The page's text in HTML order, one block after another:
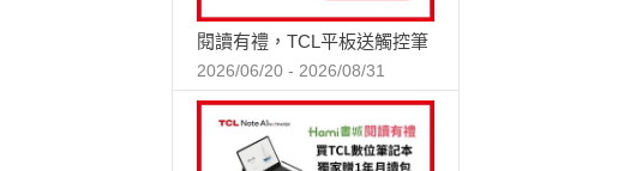
閱讀有禮，TCL平板送觸控筆
2026/06/20 - 2026/08/31